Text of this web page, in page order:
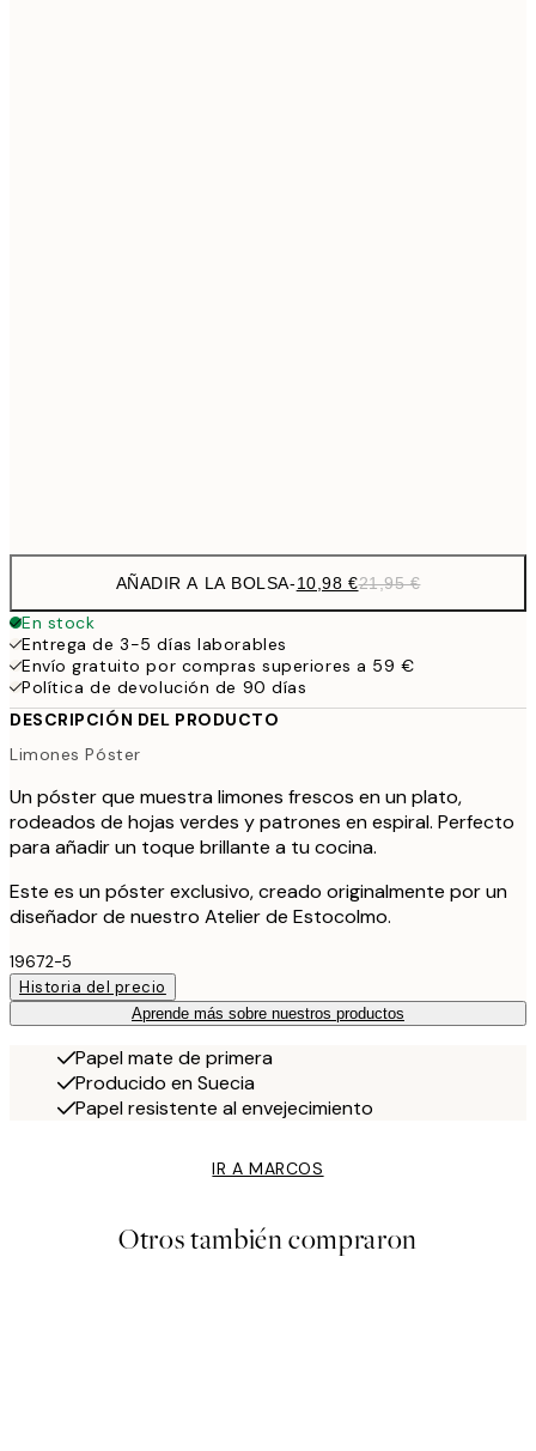
AÑADIR A LA BOLSA-10,98 €21,95 €
En stock
Entrega de 3-5 días laborables
Envío gratuito por compras superiores a 59 €
Política de devolución de 90 días
DESCRIPCIÓN DEL PRODUCTO
Limones Póster
Un póster que muestra limones frescos en un plato,
rodeados de hojas verdes y patrones en espiral. Perfecto
para añadir un toque brillante a tu cocina.
Este es un póster exclusivo, creado originalmente por un
diseñador de nuestro Atelier de Estocolmo.
19672-5
Historia del precio
Aprende más sobre nuestros productos
Papel mate de primera
Producido en Suecia
Papel resistente al envejecimiento
IR A MARCOS
Otros también compraron